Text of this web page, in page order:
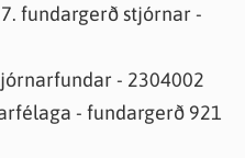
fundargerð stjórnar -
- 2304002
- fundargerð 921